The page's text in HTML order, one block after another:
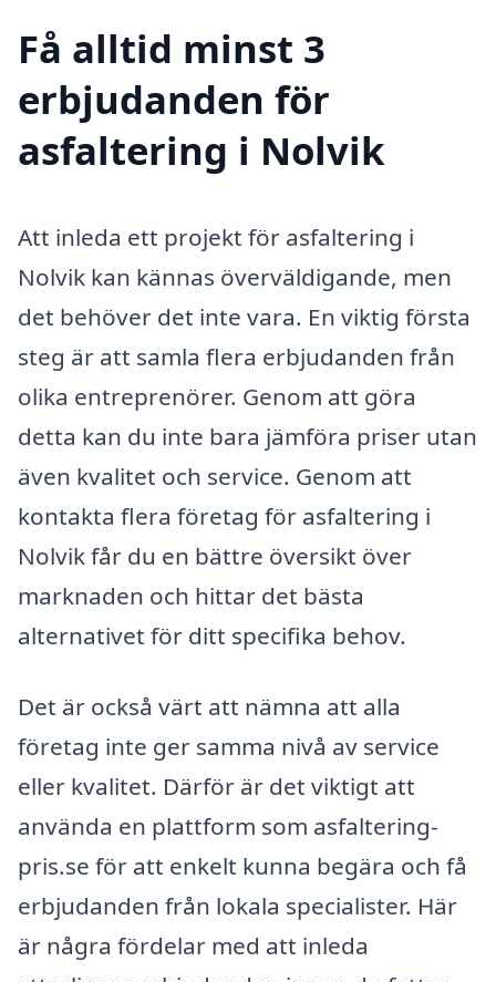
Få alltid minst 3
erbjudanden för
asfaltering i Nolvik
Att inleda ett projekt för asfaltering i
Nolvik kan kännas överväldigande, men
det behöver det inte vara. En viktig första
steg är att samla flera erbjudanden från
olika entreprenörer. Genom att göra
detta kan du inte bara jämföra priser utan
även kvalitet och service. Genom att
kontakta flera företag för asfaltering i
Nolvik får du en bättre översikt över
marknaden och hittar det bästa
alternativet för ditt specifika behov.
Det är också värt att nämna att alla
företag inte ger samma nivå av service
eller kvalitet. Därför är det viktigt att
använda en plattform som asfaltering-
pris.se för att enkelt kunna begära och få
erbjudanden från lokala specialister. Här
är några fördelar med att inleda